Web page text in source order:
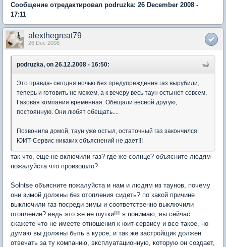
Сообщение отредактировал podruzka: 26 December 2008 -
17:11
alexthegreat79
26 Dec 2008
podruzka, on 26.12.2008 - 16:50:
Это правда- сегодня ночью без предупреждения газ вырубили,
теперь и готовить не можем, а к вечеру весь таун остынет совсем.
Газовая компания временная. Обещали весной другую,
постоянную. Они любят обещать....
Позвонила домой, таун уже остыл, остаточный газ закончился.
ЮИТ-Сервис никаких объяснений не дает!!!
так что, еще не включили газ? где же солнце? объясните людям
пожалуйста что произошло?
Solntse объясните пожалуйста и нам и людям из таунов, почему
они зимой должны без отопления сидеть? по какой причине
выключили газ посреди зимы и соответственно выключили
отопление? ведь это же не шутки!!! я понимаю, вы сейчас
скажете что не имеете отношения к юит-сервису и все такое, но
думаю вы должны быть в курсе, и так же застройщик должен
отвечать за ту компанию, эксплуатационную, которую он создает,